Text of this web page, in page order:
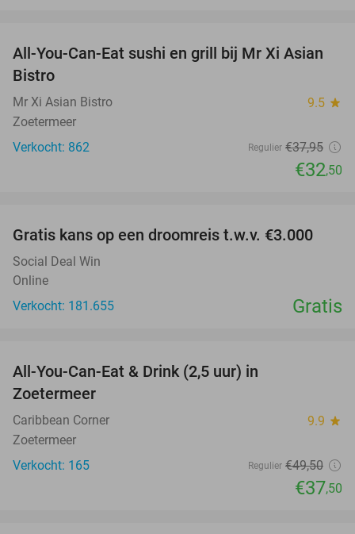
14%
All-You-Can-Eat sushi en grill bij Mr Xi Asian
Bistro
Mr Xi Asian Bistro 9.5 star
Zoetermeer
Verkocht: 862
Regulier €37,95
€32,50
Gratis kans op een droomreis t.w.v. €3.000
Social Deal Win
Online
Verkocht: 181.655
Gratis
All-You-Can-Eat & Drink (2,5 uur) in
Zoetermeer
Caribbean Corner 9.9 star
Zoetermeer
Verkocht: 165
Regulier €49,50
€37,50